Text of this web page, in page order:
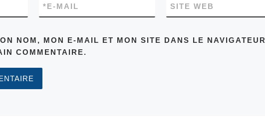
E-MAIL
* SITE WEB
NOM, MON E-MAIL ET MON SITE DANS LE NAVIGATEUR
COMMENTAIRE.